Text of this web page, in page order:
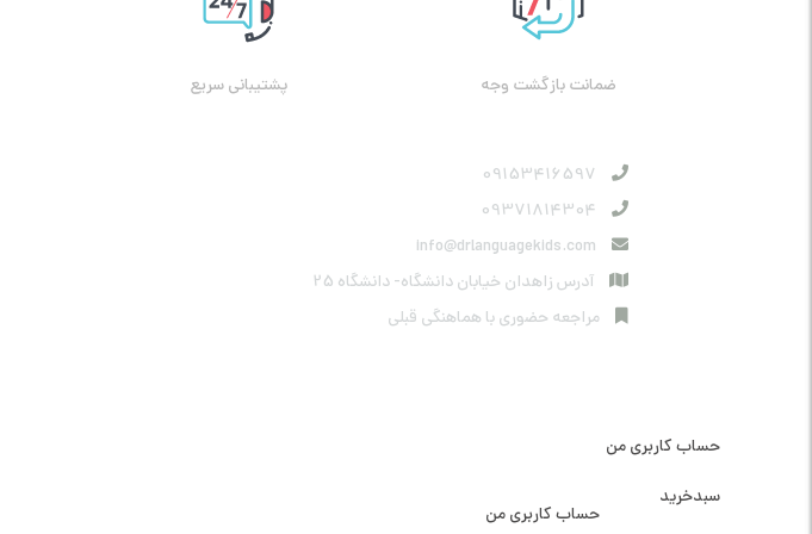
ضمانت بازگشت وجه پشتیبانی سریع
09153416597
09371814304
info@drlanguagekids.com
آدرس زاهدان خیابان دانشگاه- دانشگاه 25
مراجعه حضوری با هماهنگی قبلی
حساب کاربری من
سبدخرید
حساب کاربری من